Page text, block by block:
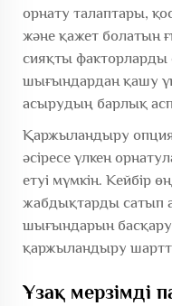
орнату талаптары,
және қажет болатын
сияқты факторларды
шығындардан қашу
асырудың барлық
Қаржыландыру
әсіресе үлкен
етуі мүмкін. Кейбір
жабдықтарды сатып
шығындарын
қаржыландыру
Ұзақ мерзімді